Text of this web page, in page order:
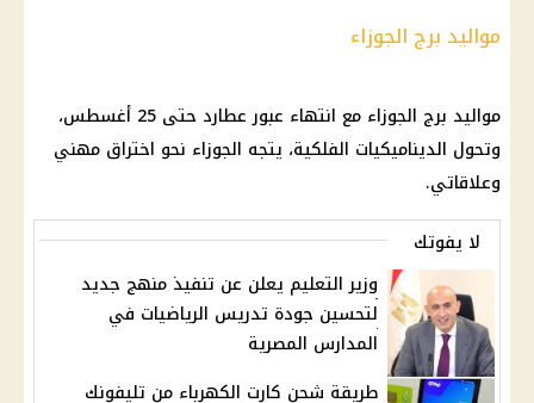
مواليد برج الجوزاء
مواليد برج الجوزاء مع انتهاء عبور عطارد حتى 25 أغسطس،
وتحول الديناميكيات الفلكية، يتجه الجوزاء نحو اختراق مهني
وعلاقاتي.
لا يفوتك
وزير التعليم يعلن عن تنفيذ منهج جديد
لتحسين جودة تدريس الرياضيات في
المدارس المصرية
طريقة شحن كارت الكهرباء من تليفونك